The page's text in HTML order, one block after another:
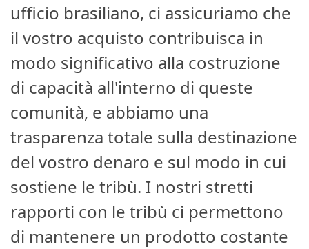
ufficio brasiliano, ci assicuriamo che
il vostro acquisto contribuisca in
modo significativo alla costruzione
di capacità all'interno di queste
comunità, e abbiamo una
trasparenza totale sulla destinazione
del vostro denaro e sul modo in cui
sostiene le tribù. I nostri stretti
rapporti con le tribù ci permettono
di mantenere un prodotto costante